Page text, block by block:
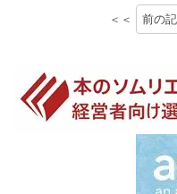
＜＜ 前の